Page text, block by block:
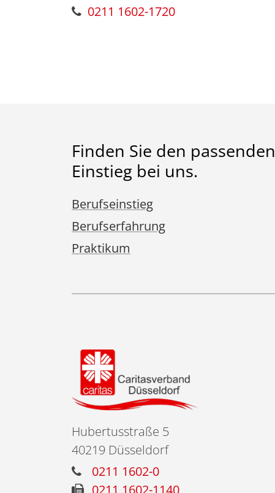
0211 1602-1720
Finden Sie den passenden
Einstieg bei uns.
Berufseinstieg
Berufserfahrung
Praktikum
Hubertusstraße 5
40219 Düsseldorf
0211 1602-0
0211 1602-1140